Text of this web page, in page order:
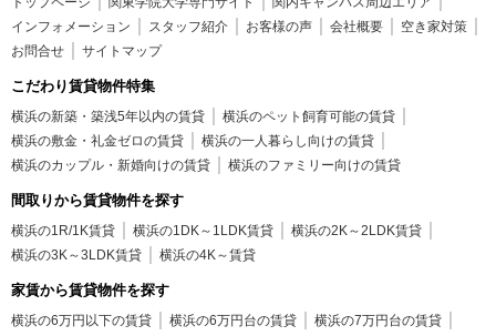
インフォメーション
スタッフ紹介 お客様の声 会社概要
空き家対策
お問合せ
サイトマップ
こだわり賃貸物件特集
横浜の新築・築浅5年以内の賃貸
横浜のペット飼育可能の賃貸
横浜の敷金・礼金ゼロの賃貸
横浜の一人暮らし向けの賃貸
横浜のカップル・新婚向けの賃貸
横浜のファミリー向けの賃貸
間取りから賃貸物件を探す
横浜の1R/1K賃貸 横浜の1DK～1LDK賃貸
横浜の2K～2LDK賃貸
横浜の3K～3LDK賃貸
横浜の4K～賃貸
家賃から賃貸物件を探す
横浜の6万円以下の賃貸 横浜の6万円台の賃貸
横浜の7万円台の賃貸